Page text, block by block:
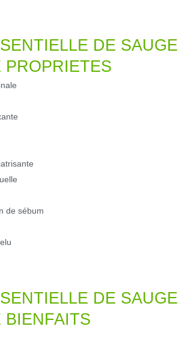
DE SAUGE
PROPRIETES
de sébum
DE SAUGE
BIENFAITS